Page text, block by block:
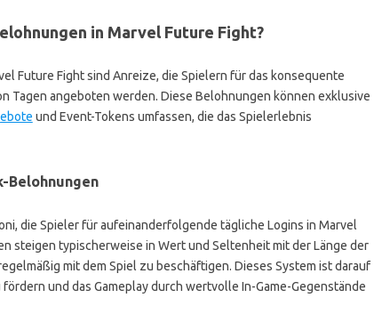
in Marvel Future Fight?
Future Fight sind Anreize, die Spielern für das konsequente
Tagen angeboten werden. Diese Belohnungen können exklusive
und Event-Tokens umfassen, die das Spielerlebnis
Belohnungen
die Spieler für aufeinanderfolgende tägliche Logins in Marvel
steigen typischerweise in Wert und Seltenheit mit der Länge der
mit dem Spiel zu beschäftigen. Dieses System ist darauf
und das Gameplay durch wertvolle In-Game-Gegenstände